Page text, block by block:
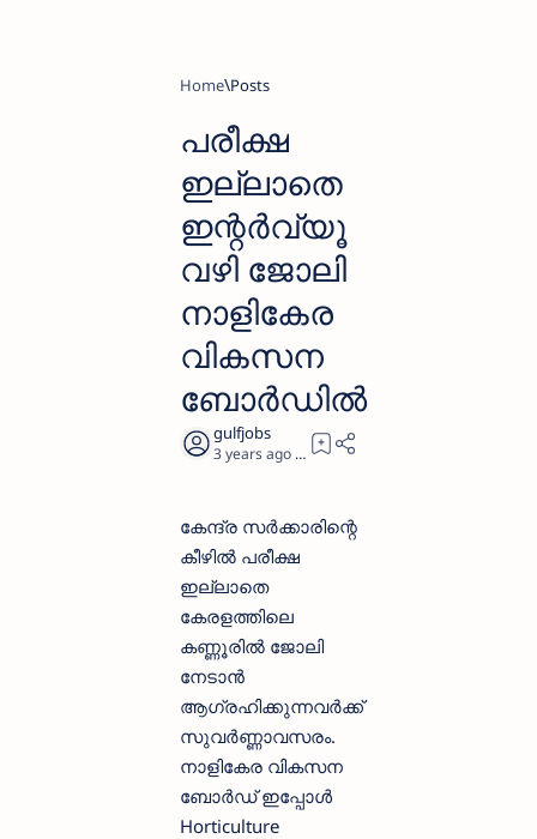
Home
പരീക്ഷ
ഇല്ലാതെ
ഇന്റർവ്യൂ
വഴി ജോലി
നാളികേര
വികസന
ബോര്‍ഡില്‍
3 years ago 2
കേന്ദ്ര സര്‍ക്കാരിന്റെ
കീഴില്‍ പരീക്ഷ
ഇല്ലാതെ
കേരളത്തിലെ
കണ്ണൂരില്‍ ജോലി
നേടാന്‍
ആഗ്രഹിക്കുന്നവര്‍ക്ക്
സുവര്‍ണ്ണാവസരം.
നാളികേര വികസന
ബോര്‍ഡ് ഇപ്പോള്‍
Horticulture